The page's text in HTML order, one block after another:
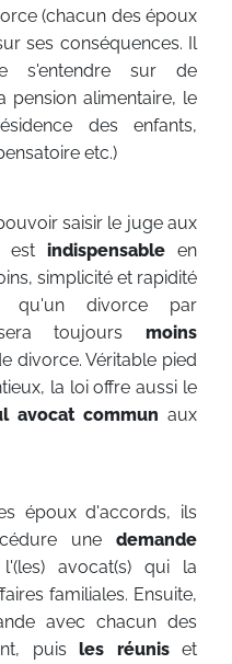
(chacun des époux
ses conséquences. Il
s'entendre sur de
pension alimentaire, le
des enfants,
etc.)
saisir le juge aux
est indispensableen
simplicité et rapidité
divorce par
toujours moins
divorce. Véritable pied
la loi offre aussi le
avocat commun aux
époux d'accords, ils
une demande
avocat(s) qui la
familiales. Ensuite,
avec chacun des
puis les réuniset